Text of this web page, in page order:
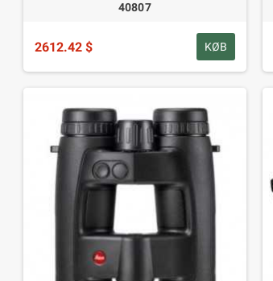
40807
2612.42 $ KØB